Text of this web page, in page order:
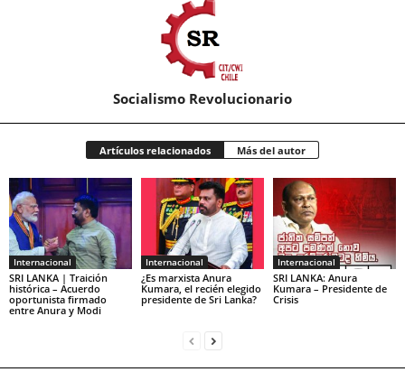
Socialismo Revolucionario
Artículos relacionados Más del autor
Internacional
SRI LANKA | Traición
histórica – Acuerdo
oportunista firmado
entre Anura y Modi
Internacional
¿Es marxista Anura
Kumara, el recién elegido
presidente de Sri Lanka?
Internacional
SRI LANKA: Anura
Kumara – Presidente de
Crisis